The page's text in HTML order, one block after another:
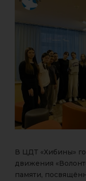
В ЦДТ «Хибины»
движения
памяти,